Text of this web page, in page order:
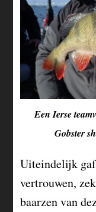
Een Ierse
Gobster
Uiteindelijk
vertrouwen,
baarzen van